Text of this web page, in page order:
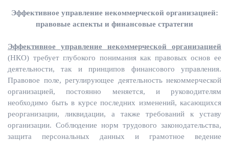
Эффективное управление некоммерческой организацией:
правовые аспекты и финансовые стратегии
Эффективное управление некоммерческой организацией
(НКО) требует глубокого понимания как правовых основ ее
деятельности, так и принципов финансового управления.
Правовое поле, регулирующее деятельность некоммерческой
организацией, постоянно меняется, и руководителям
необходимо быть в курсе последних изменений, касающихся
реорганизации, ликвидации, а также требований к уставу
организации. Соблюдение норм трудового законодательства,
защита персональных данных и грамотное ведение